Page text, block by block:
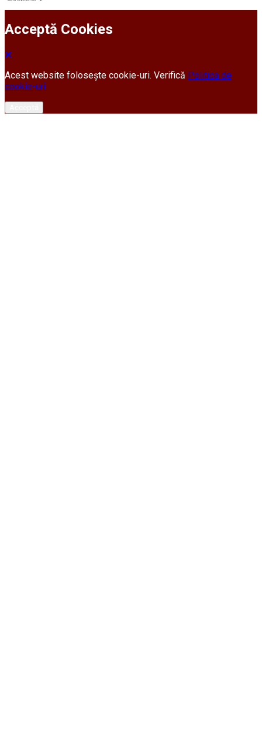
Acceptă Cookies
Acest website folosește cookie-uri. Verifică Politica de
cookie-uri